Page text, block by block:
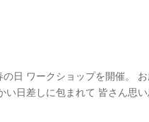
日 ワークショップを開催。
日差しに包まれて 皆さん思い